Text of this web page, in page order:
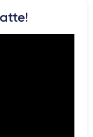
de ce smartphone,